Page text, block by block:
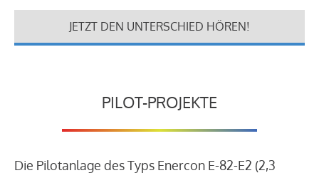
JETZT DEN UNTERSCHIED HÖREN!
PILOT-PROJEKTE
Die Pilotanlage des Typs Enercon E-82-E2 (2,3